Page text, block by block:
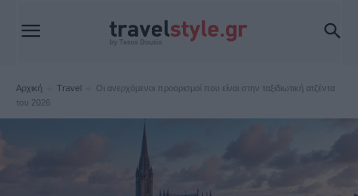
Αρχική Travel
Οι ανερχόμενοι προορισμοί που είναι στην ταξιδιωτική ατζέντα
του 2026